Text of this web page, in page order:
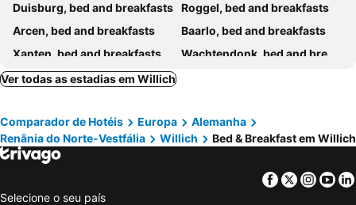
Duisburg, bed and breakfasts Roggel, bed and breakfasts
Arcen, bed and breakfasts
Baarlo, bed and breakfasts
Xanten, bed and breakfasts
Wachtendonk, bed and breakfasts
Weeze, bed and breakfasts
Tegelen, bed and breakfasts
Wellerlooi, bed and breakfasts
Meerlo, bed and breakfasts
Horn, bed and breakfasts
Leudal, bed and breakfasts
Sevenum, bed and breakfasts
Meerbusch, bed and breakfasts
Ver todas as estadias em Willich
Comparador de Hotéis Europa
Alemanha
Renânia do Norte-Vestfália
Willich Bed & Breakfast em Willich
Facebook
Twitter
Selecione o seu país